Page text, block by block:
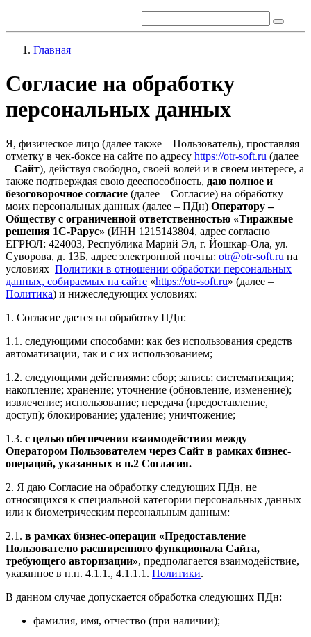
Главная
Согласие на обработку
персональных данных
Я, физическое лицо (далее также – Пользователь), проставляя
отметку в чек-боксе на сайте по адресу https://otr-soft.ru (далее
– Сайт), действуя свободно, своей волей и в своем интересе, а
также подтверждая свою дееспособность, даю полное и
безоговорочное согласие (далее – Согласие) на обработку
моих персональных данных (далее – ПДн) Оператору –
Обществу с ограниченной ответственностью «Тиражные
решения 1С-Рарус» (ИНН 1215143804, адрес согласно
ЕГРЮЛ: 424003, Республика Марий Эл, г. Йошкар-Ола, ул.
Суворова, д. 13Б, адрес электронной почты: otr@otr-soft.ru на
условиях Политики в отношении обработки персональных
данных, собираемых на сайте «https://otr-soft.ru» (далее –
Политика) и нижеследующих условиях:
1. Согласие дается на обработку ПДн:
1.1. следующими способами: как без использования средств
автоматизации, так и с их использованием;
1.2. следующими действиями: сбор; запись; систематизация;
накопление; хранение; уточнение (обновление, изменение);
извлечение; использование; передача (предоставление,
доступ); блокирование; удаление; уничтожение;
1.3. с целью обеспечения взаимодействия между
Оператором Пользователем через Сайт в рамках бизнес-
операций, указанных в п.2 Согласия.
2. Я даю Согласие на обработку следующих ПДн, не
относящихся к специальной категории персональных данных
или к биометрическим персональным данным:
2.1. в рамках бизнес-операции «Предоставление
Пользователю расширенного функционала Сайта,
требующего авторизации», предполагается взаимодействие,
указанное в п.п. 4.1.1., 4.1.1.1. Политики.
В данном случае допускается обработка следующих ПДн:
фамилия, имя, отчество (при наличии);